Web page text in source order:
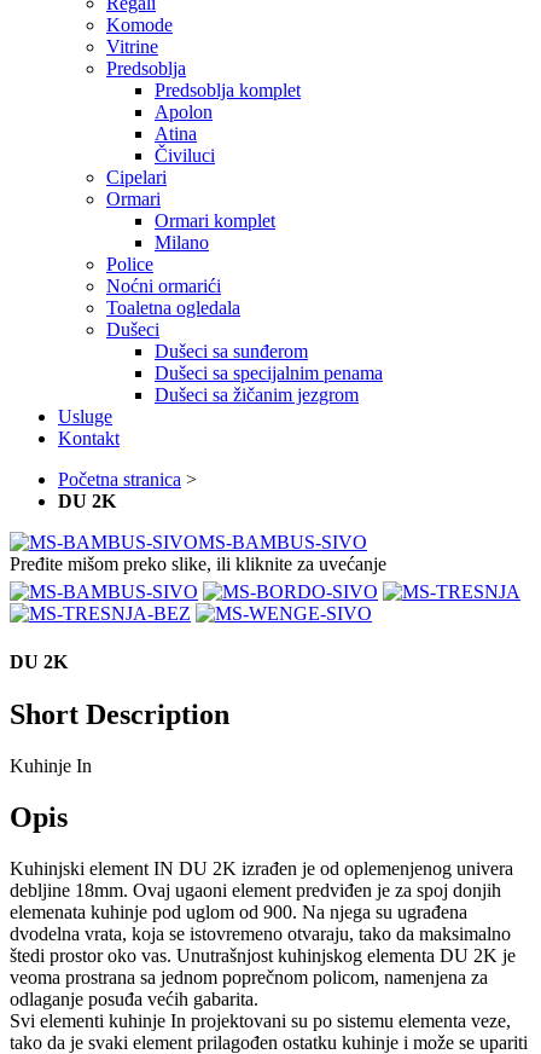
Komode
Vitrine
Predsoblja
Predsoblja komplet
Apolon
Atina
Čiviluci
Cipelari
Ormari
Ormari komplet
Milano
Police
Noćni ormarići
Toaletna ogledala
Dušeci
Dušeci sa sunđerom
Dušeci sa specijalnim penama
Dušeci sa žičanim jezgrom
Usluge
Kontakt
Početna stranica >
DU 2K
MS-BAMBUS-SIVO
Pređite mišom preko slike, ili kliknite za uvećanje
DU 2K
Short Description
Kuhinje In
Opis
Kuhinjski element IN DU 2K izrađen je od oplemenjenog univera
debljine 18mm. Ovaj ugaoni element predviđen je za spoj donjih
elemenata kuhinje pod uglom od 900. Na njega su ugrađena
dvodelna vrata, koja se istovremeno otvaraju, tako da maksimalno
štedi prostor oko vas. Unutrašnjost kuhinjskog elementa DU 2K je
veoma prostrana sa jednom poprečnom policom, namenjena za
odlaganje posuđa većih gabarita.
Svi elementi kuhinje In projektovani su po sistemu elementa veze,
tako da je svaki element prilagođen ostatku kuhinje i može se upariti